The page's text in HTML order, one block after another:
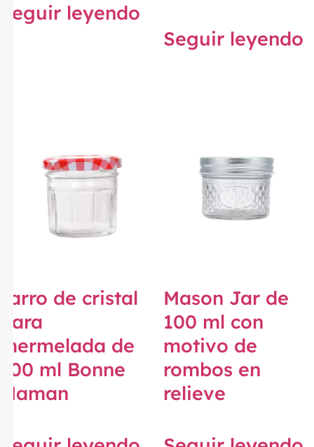
Seguir leyendo
Seguir leyendo
Tarro de cristal
para
mermelada de
100 ml Bonne
Maman
Mason Jar de
100 ml con
motivo de
rombos en
relieve